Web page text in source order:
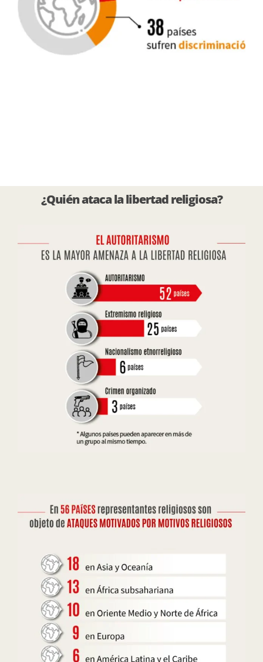
¿Quién ataca lalibertad religiosa?